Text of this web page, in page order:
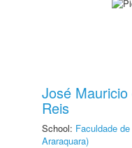
José
Reis
School: Faculdade
Araraquara)